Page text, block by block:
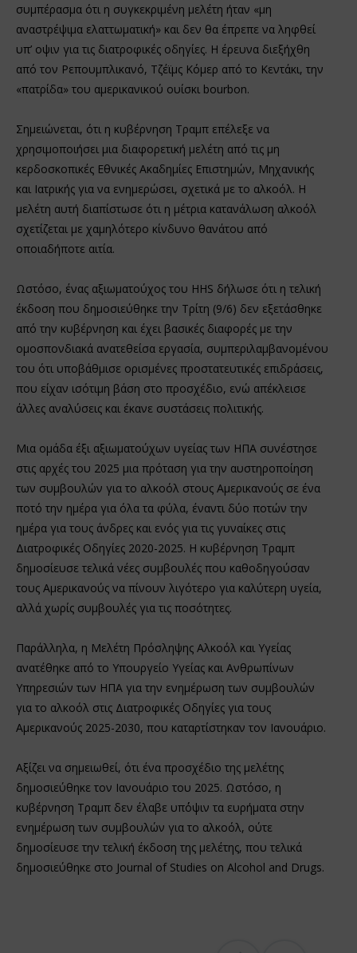
συμπέρασμα ότι η συγκεκριμένη μελέτη ήταν «μη
αναστρέψιμα ελαττωματική» και δεν θα έπρεπε να ληφθεί
υπ’ οψιν για τις διατροφικές οδηγίες. Η έρευνα διεξήχθη
από τον Ρεπουμπλικανό, Τζέϊμς Κόμερ από το Κεντάκι, την
«πατρίδα» του αμερικανικού ουίσκι bourbon.
Σημειώνεται, ότι η κυβέρνηση Τραμπ επέλεξε να
χρησιμοποιήσει μια διαφορετική μελέτη από τις μη
κερδοσκοπικές Εθνικές Ακαδημίες Επιστημών, Μηχανικής
και Ιατρικής για να ενημερώσει, σχετικά με το αλκοόλ. Η
μελέτη αυτή διαπίστωσε ότι η μέτρια κατανάλωση αλκοόλ
σχετίζεται με χαμηλότερο κίνδυνο θανάτου από
οποιαδήποτε αιτία.
Ωστόσο, ένας αξιωματούχος του HHS δήλωσε ότι η τελική
έκδοση που δημοσιεύθηκε την Τρίτη (9/6) δεν εξετάσθηκε
από την κυβέρνηση και έχει βασικές διαφορές με την
ομοσπονδιακά ανατεθείσα εργασία, συμπεριλαμβανομένου
του ότι υποβάθμισε ορισμένες προστατευτικές επιδράσεις,
που είχαν ισότιμη βάση στο προσχέδιο, ενώ απέκλεισε
άλλες αναλύσεις και έκανε συστάσεις πολιτικής.
Μια ομάδα έξι αξιωματούχων υγείας των ΗΠΑ συνέστησε
στις αρχές του 2025 μια πρόταση για την αυστηροποίηση
των συμβουλών για το αλκοόλ στους Αμερικανούς σε ένα
ποτό την ημέρα για όλα τα φύλα, έναντι δύο ποτών την
ημέρα για τους άνδρες και ενός για τις γυναίκες στις
Διατροφικές Οδηγίες 2020-2025. Η κυβέρνηση Τραμπ
δημοσίευσε τελικά νέες συμβουλές που καθοδηγούσαν
τους Αμερικανούς να πίνουν λιγότερο για καλύτερη υγεία,
αλλά χωρίς συμβουλές για τις ποσότητες.
Παράλληλα, η Μελέτη Πρόσληψης Αλκοόλ και Υγείας
ανατέθηκε από το Υπουργείο Υγείας και Ανθρωπίνων
Υπηρεσιών των ΗΠΑ για την ενημέρωση των συμβουλών
για το αλκοόλ στις Διατροφικές Οδηγίες για τους
Αμερικανούς 2025-2030, που καταρτίστηκαν τον Ιανουάριο.
Αξίζει να σημειωθεί, ότι ένα προσχέδιο της μελέτης
δημοσιεύθηκε τον Ιανουάριο του 2025. Ωστόσο, η
κυβέρνηση Τραμπ δεν έλαβε υπ΄όψιν τα ευρήματα στην
ενημέρωση των συμβουλών για το αλκοόλ, ούτε
δημοσίευσε την τελική έκδοση της μελέτης, που τελικά
δημοσιεύθηκε στο Journal of Studies on Alcohol and Drugs.